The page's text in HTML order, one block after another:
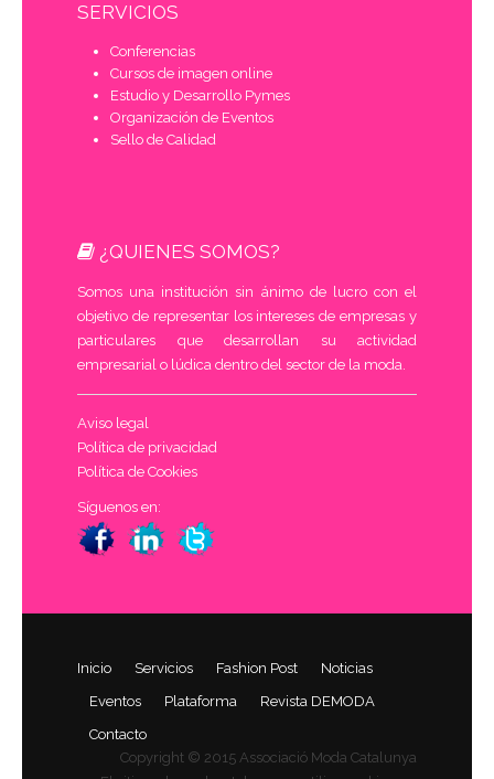
SERVICIOS
Conferencias
Cursos de imagen online
Estudio y Desarrollo Pymes
Organización de Eventos
Sello de Calidad
¿QUIENES SOMOS?
Somos una institución sin ánimo de lucro con el
objetivo de representar los intereses de empresas y
particulares que desarrollan su actividad
empresarial o lúdica dentro del sector de la moda.
Aviso legal
Política de privacidad
Política de Cookies
Síguenos en:
Inicio Servicios Fashion Post
Noticias
Eventos
Plataforma
Revista DEMODA
Contacto
Copyright © 2015 Associació Moda Catalunya